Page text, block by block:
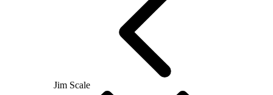
Jim Scale